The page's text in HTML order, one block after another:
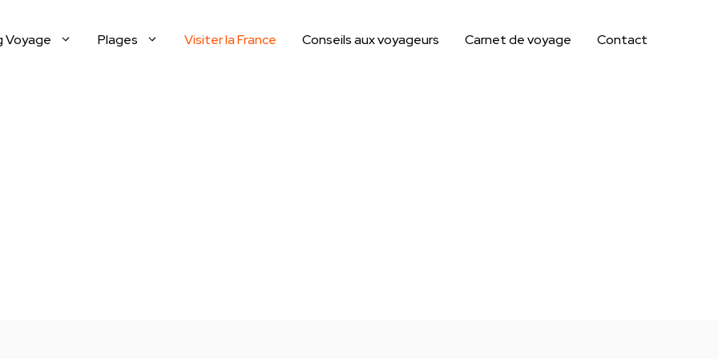
Voyage Plages Visiter la France Conseils aux voyageurs Carnet de voyage Contact